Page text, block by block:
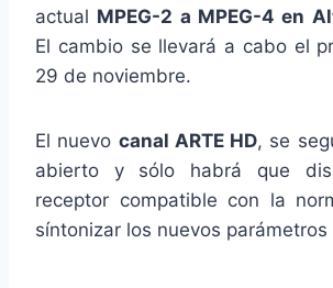
actual MPEG-2 a MPEG-4 en
El cambio se llevará a cabo el
29 de noviembre.
El nuevo canal ARTE HD, se
abierto y sólo habrá que
receptor compatible con la
síntonizar los nuevos